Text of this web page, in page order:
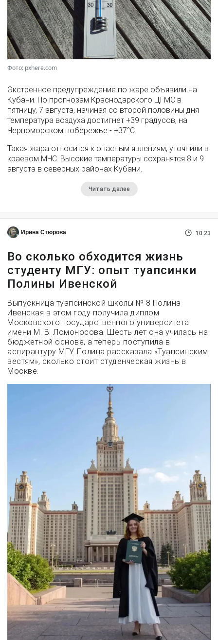
Фото: pxhere.com
Экстренное предупреждение по жаре объявили на
Кубани. По прогнозам Краснодарского ЦГМС в
пятницу, 7 августа, начиная со второй половины дня
температура воздуха достигнет +39 градусов, на
Черноморском побережье - +37°­С.
Такая жара относится к опасным явлениям, уточнили в
краевом МЧС. Высокие температуры сохранятся 8 и 9
августа в северных районах Кубани.
Читать далее
Ирина Стюрова 10:23
Во сколько обходится жизнь
студенту МГУ: опыт туапсинки
Полины Ивенской
Выпускница туапсинской школы № 8 Полина
Ивенская в этом году получила диплом
Московского государственного университета
имени М. В. Ломоносова. Шесть лет она училась на
бюджетной основе, а теперь поступила в
аспирантуру МГУ. Полина рассказала «Туапсинским
вестям», сколько стоит студенческая жизнь в
Москве.